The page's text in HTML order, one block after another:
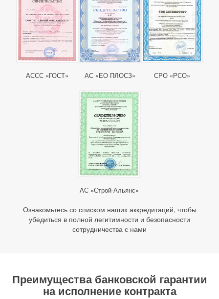
АССС «ГОСТ» АС «ЕО ПЛОСЗ» СРО «РСО»
АС «Строй-Альянс»
Ознакомьтесь со списком наших аккредитаций, чтобы
убедиться в полной легитимности и безопасности
сотрудничества с нами
Преимущества банковской гарантии
на исполнение контракта